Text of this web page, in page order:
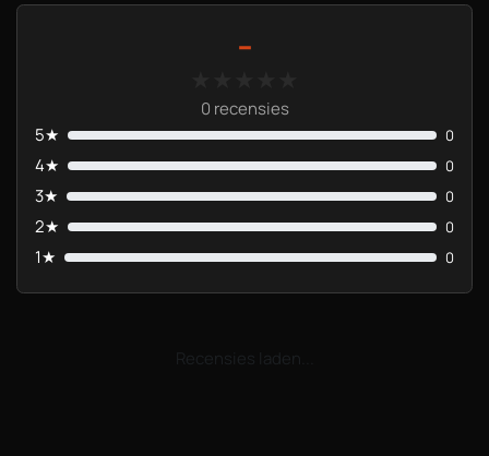
-
0 recensies
5★
0
4★ 0
3★ 0
2★ 0
1★ 0
Recensies laden...